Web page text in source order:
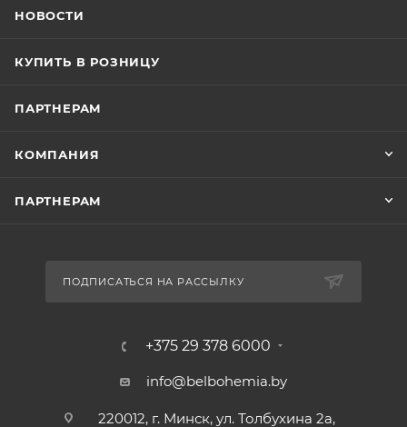
НОВОСТИ
КУПИТЬ В РОЗНИЦУ
ПАРТНЕРАМ
КОМПАНИЯ
ПАРТНЕРАМ
ПОДПИСАТЬСЯ НА РАССЫЛКУ
+375 29 378 6000
info@belbohemia.by
220012, г. Минск, ул. Толбухина 2а,